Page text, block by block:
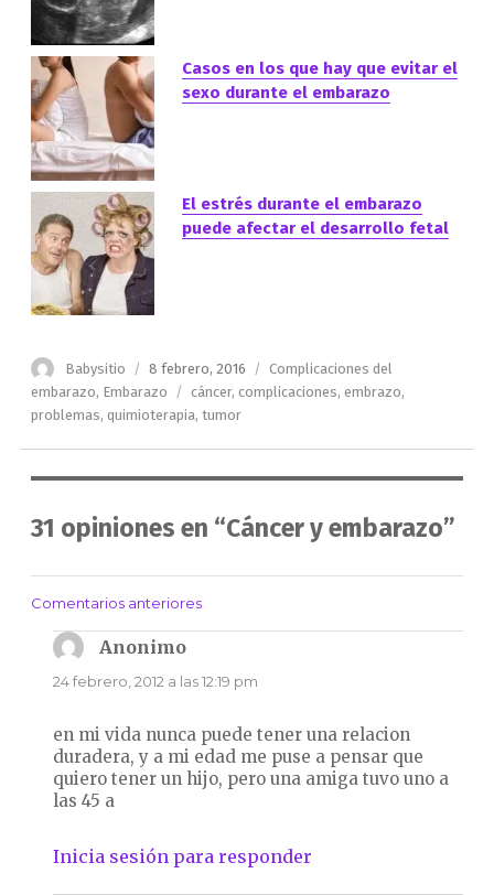
Casos en los que hay que evitar el
sexo durante el embarazo
El estrés durante el embarazo
puede afectar el desarrollo fetal
Autor
Babysitio
Publicado
el
8 febrero, 2016 Categorías
Complicaciones del
embarazo, Embarazo Etiquetas
cáncer, complicaciones, embrazo,
problemas, quimioterapia, tumor
31 opiniones en “Cáncer y embarazo”
Navegación
de
comentarios
Comentarios anteriores
Anonimodice:
24 febrero, 2012 a las 12:19 pm
en mi vida nunca puede tener una relacion
duradera, y a mi edad me puse a pensar que
quiero tener un hijo, pero una amiga tuvo uno a
las 45 a
Inicia sesión para responder